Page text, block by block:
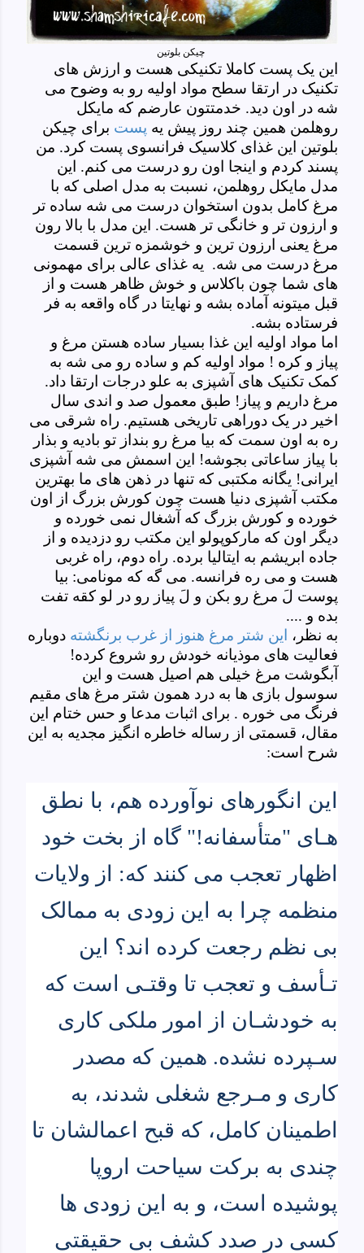
این یک پست کاملا تکنیکی هست و ارزش های
تکنیک در ارتقا سطح مواد اولیه رو به وضوح می
شه در اون دید. خدمتتون عارضم که مایکل
روهلمن همین چند روز پیش یه پست برای چیکن
بلوتین این غذای کلاسیک فرانسوی پست کرد. من
پسند کردم و اینجا اون رو درست می کنم. این
مدل مایکل روهلمن، نسبت به مدل اصلی که با
مرغ کامل بدون استخوان درست می شه ساده تر
و ارزون تر و خانگی تر هست. این مدل با بالا رون
مرغ یعنی ارزون ترین و خوشمزه ترین قسمت
مرغ درست می شه. یه غذای عالی برای مهمونی
های شما چون باکلاس و خوش ظاهر هست و از
قبل میتونه آماده بشه و نهایتا در گاه واقعه به فر
فرستاده بشه.
اما مواد اولیه این غذا بسیار ساده هستن مرغ و
پیاز و کره ! مواد اولیه کم و ساده رو می شه به
کمک تکنیک های آشپزی به علو درجات ارتقا داد.
مرغ داریم و پیاز! طبق معمول صد و اندی سال
اخیر در یک دوراهی تاریخی هستیم. راه شرقی می
ره به اون سمت که بیا مرغ رو بنداز تو بادیه و بذار
با پیاز ساعاتی بجوشه! این اسمش می شه آشپزی
ایرانی! یگانه مکتبی که تنها در ذهن های ما بهترین
مکتب آشپزی دنیا هست چون کورش بزرگ از اون
خورده و کورش بزرگ که آشغال نمی خورده و
دیگر اون که مارکوپولو این مکتب رو دزدیده و از
جاده ابریشم به ایتالیا برده. راه دوم، راه غربی
هست و می ره فرانسه. می گه که مونامی: بیا
پوست لَ مرغ رو بکن و لَ پیاز رو در لو کقه تفت
بده و ....
به نظر، این شتر مرغ هنوز از غرب برنگشته دوباره
فعالیت های موذیانه خودش رو شروع کرده!
آبگوشت مرغ خیلی هم اصیل هست و این
سوسول بازی ها به درد همون شتر مرغ های مقیم
فرنگ می خوره . برای اثبات مدعا و حس ختام این
مقال، قسمتی از رساله خاطره انگیز مجدیه به این
شرح است:
این انگورهای نوآورده هم، با نطق
هـای "متأسفانه!" گاه از بخت خود
اظهار تعجب می کنند که: از ولایات
منظمه چرا به این زودی به ممالک
بی نظم رجعت کرده اند؟ این
تـأسف و تعجب تا وقتـی است که
به خودشـان از امور ملکی کاری
سـپرده نشده. همین که مصدر
کاری و مـرجع شغلی شدند، به
اطمینان کامل، که قبح اعمالشان تا
چندی به برکت سیاحت اروپا
پوشیده است، و به این زودی ها
کسی در صدد کشف بی حقیقتی